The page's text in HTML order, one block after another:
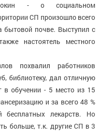
- о социальном
СП произошло всего
бытовой почве. Выступил с
настоятель местного
похвалил работников
библиотеку, дал отличную
в обучении - 5 место из 15
и за всего 48 %
бесплатных лекарств. Но
больше, т.к. другие СП в 3